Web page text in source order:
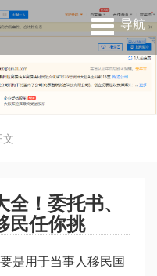
导航
文
！委托书、
民任你挑
是用于当事人移民国